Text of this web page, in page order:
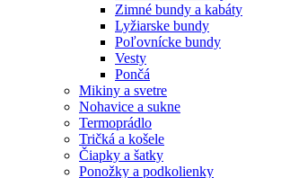
Zimné bundy a kabáty
Lyžiarske bundy
Poľovnícke bundy
Vesty
Pončá
Mikiny a svetre
Nohavice a sukne
Termoprádlo
Tričká a košele
Čiapky a šatky
Ponožky a podkolienky